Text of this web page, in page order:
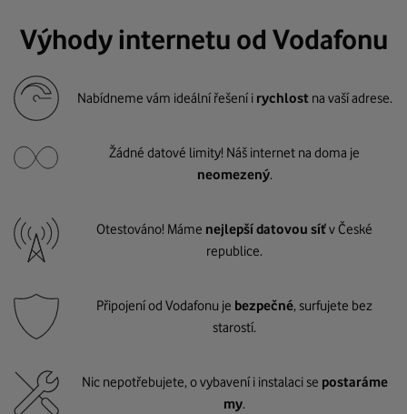
Výhody internetu od Vodafonu
Nabídneme vám ideální řešení i rychlost na vaší adrese.
Žádné datové limity! Náš internet na doma je
neomezený.
Otestováno! Máme nejlepší datovou síťv České
republice.
Připojení od Vodafonu je bezpečné, surfujete bez
starostí.
Nic nepotřebujete, o vybavení i instalaci se postaráme
my.